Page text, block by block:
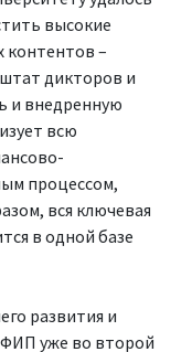
высокие
–
дикторов и
и внедренную
всю
процессом,
вся ключевая
в одной базе
развития и
ФИП уже во второй